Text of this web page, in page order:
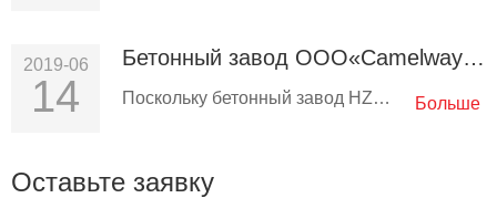
2019-06
14
Бетонный завод ООО«Camelway» продана в Узбекистан
Поскольку бетонный завод HZS50 был отправлен в Узбекистан в мае этого года, сегодня это шестая бетоносмесительная… Больше
Оставьте заявку